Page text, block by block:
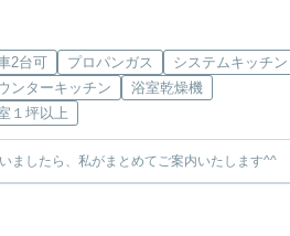
2台可 プロパンガス
システムキッチン
ンターキッチン
浴室乾燥機
１坪以上
ましたら、私がまとめてご案内いたします^^